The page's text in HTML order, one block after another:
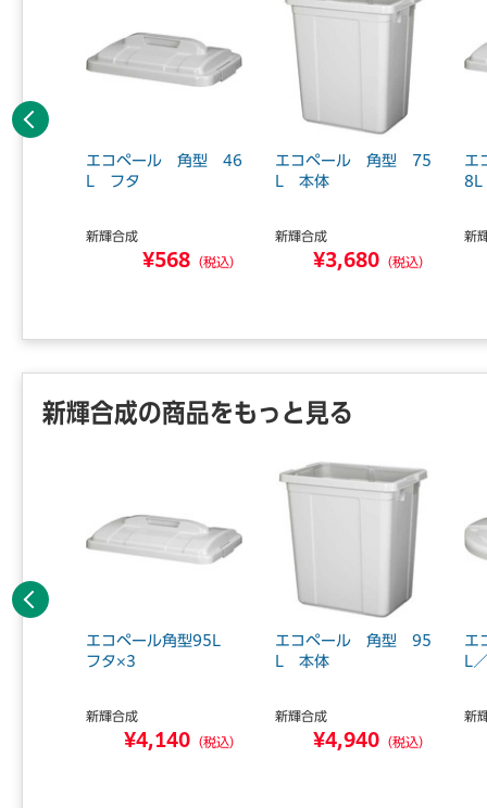
エコペール 角型 46
L フタ
新輝合成
¥568 （税込）
エコペール 角型 75
L 本体
新輝合成
¥3,680 （税込）
エ
新
前へ
新輝合成の商品をもっと見る
エコペール角型95L
フタ×3
新輝合成
¥4,140 （税込）
エコペール 角型 95
L 本体
新輝合成
¥4,940 （税込）
エ
L
新
前へ